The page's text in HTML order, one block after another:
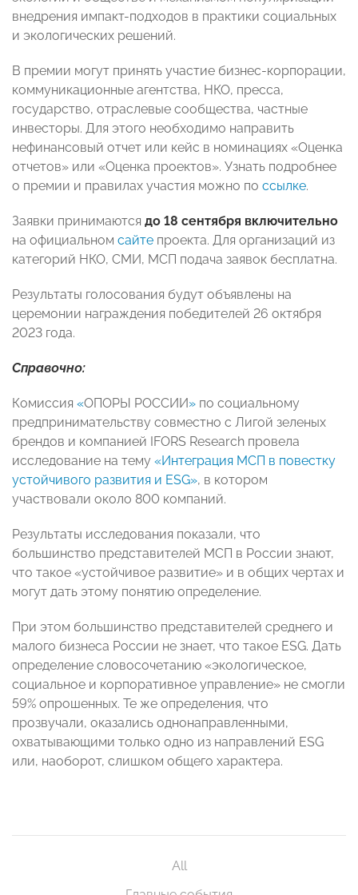
внедрения импакт-подходов в практики социальных
и экологических решений.
В премии могут принять участие бизнес-корпорации,
коммуникационные агентства, НКО, пресса,
государство, отраслевые сообщества, частные
инвесторы. Для этого необходимо направить
нефинансовый отчет или кейс в номинациях «Оценка
отчетов» или «Оценка проектов». Узнать подробнее
о премии и правилах участия можно по ссылке.
Заявки принимаются до 18 сентября включительно
на официальном сайте проекта. Для организаций из
категорий НКО, СМИ, МСП подача заявок бесплатна.
Результаты голосования будут объявлены на
церемонии награждения победителей 26 октября
2023 года.
Справочно:
Комиссия «ОПОРЫ РОССИИ» по социальному
предпринимательству совместно с Лигой зеленых
брендов и компанией IFORS Research провела
исследование на тему «Интеграция МСП в повестку
устойчивого развития и ESG», в котором
участвовали около 800 компаний.
Результаты исследования показали, что
большинство представителей МСП в России знают,
что такое «устойчивое развитие» и в общих чертах и
могут дать этому понятию определение.
При этом большинство представителей среднего и
малого бизнеса России не знает, что такое ESG. Дать
определение словосочетанию «экологическое,
социальное и корпоративное управление» не смогли
59% опрошенных. Те же определения, что
прозвучали, оказались однонаправленными,
охватывающими только одно из направлений ESG
или, наоборот, слишком общего характера.
All